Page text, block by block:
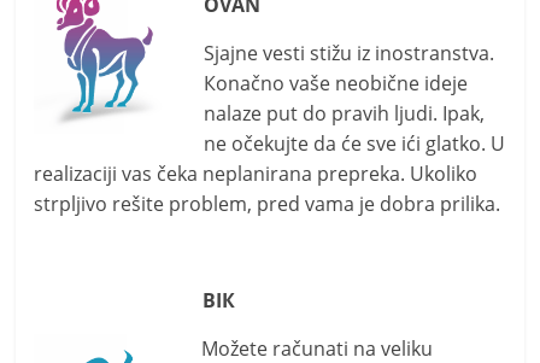
i
h
Sjajne vesti stižu iz inostranstva.
Кonačno vaše neobične ideje
nalaze put do pravih ljudi. Ipak,
ne očekujte da će sve ići glatko. U
realizaciji vas čeka neplanirana prepreka. Ukoliko
strpljivo rešite problem, pred vama je dobra prilika.
BIК
Možete računati na veliku